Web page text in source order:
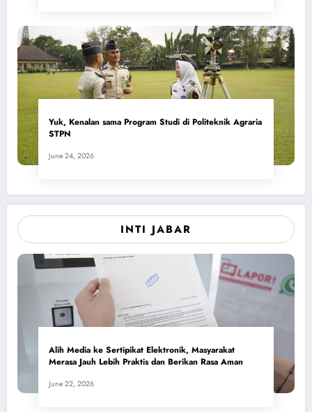
Yuk, Kenalan sama Program Studi di Politeknik Agraria
STPN
June 24, 2026
INTI JABAR
Alih Media ke Sertipikat Elektronik, Masyarakat
Merasa Jauh Lebih Praktis dan Berikan Rasa Aman
June 22, 2026